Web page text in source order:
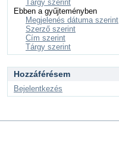
Tárgy szerint
Ebben a gyűjteményben
Megjelenés dátuma szerint
Szerző szerint
Cím szerint
Tárgy szerint
Hozzáférésem
Bejelentkezés